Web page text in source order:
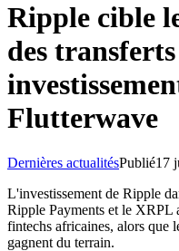
Ripple cible
des
Flutterwave
Dernières actualitésPublié17
L'investissement de Ripple
Ripple Payments et le XRPL
fintechs africaines, alors que
gagnent du terrain.